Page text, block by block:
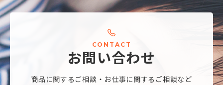
CO N T A C T
お問い合わせ
商品に関するご相談・ お仕事に関するご相談など